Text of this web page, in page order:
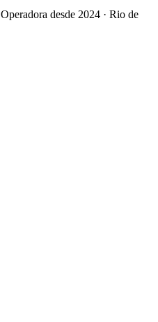
Operadora desde 2024 · Rio de